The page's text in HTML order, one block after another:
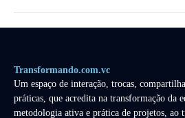
Transformando.com.vc
Um espaço de interação, trocas,
práticas, que acredita na transformação da
metodologia ativa e prática de projetos, ao